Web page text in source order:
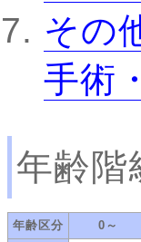
その
手術
年齢階
年齢区分 0～